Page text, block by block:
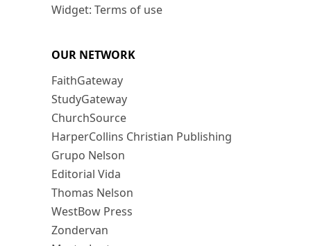
Widget: Terms of use
OUR NETWORK
FaithGateway
StudyGateway
ChurchSource
HarperCollins Christian Publishing
Grupo Nelson
Editorial Vida
Thomas Nelson
WestBow Press
Zondervan